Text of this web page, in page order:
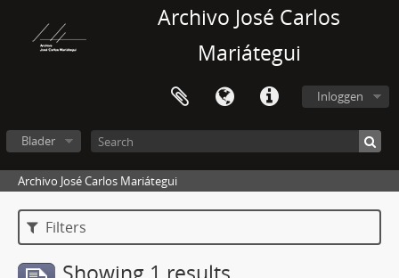
Archivo José Carlos
Mariátegui
Inloggen
Blader
Archivo José Carlos Mariátegui
Filters